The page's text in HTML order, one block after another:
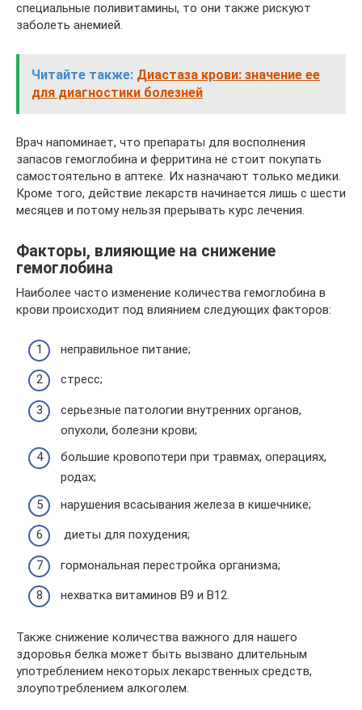
специальные поливитамины, то они также рискуют
заболеть анемией.
Читайте также: Диастаза крови: значение ее
для диагностики болезней
Врач напоминает, что препараты для восполнения
запасов гемоглобина и ферритина не стоит покупать
самостоятельно в аптеке. Их назначают только медики.
Кроме того, действие лекарств начинается лишь с шести
месяцев и потому нельзя прерывать курс лечения.
Факторы, влияющие на снижение
гемоглобина
Наиболее часто изменение количества гемоглобина в
крови происходит под влиянием следующих факторов:
неправильное питание;
стресс;
серьезные патологии внутренних органов,
опухоли, болезни крови;
большие кровопотери при травмах, операциях,
родах;
нарушения всасывания железа в кишечнике;
диеты для похудения;
гормональная перестройка организма;
нехватка витаминов B9 и B12.
Также снижение количества важного для нашего
здоровья белка может быть вызвано длительным
употреблением некоторых лекарственных средств,
злоупотреблением алкоголем.